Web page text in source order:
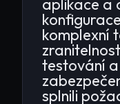
komplexní
testování
splnili